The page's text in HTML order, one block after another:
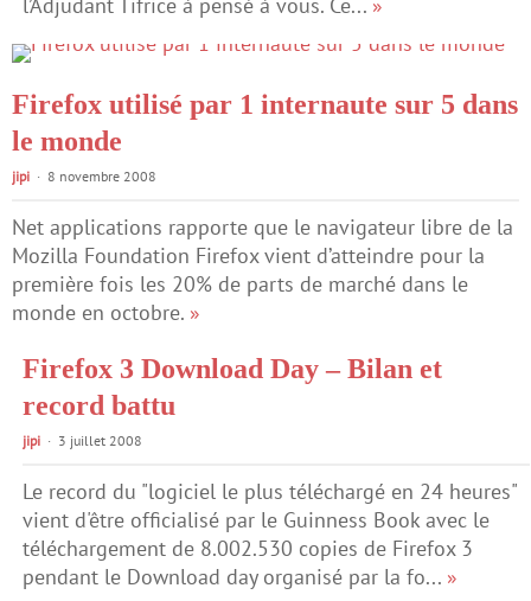
Firefox utilisé par 1 internaute sur 5 dans
le monde
jipi 8 novembre 2008
Net applications rapporte que le navigateur libre de la
Mozilla Foundation Firefox vient d’atteindre pour la
première fois les 20% de parts de marché dans le
monde en octobre. »
Firefox 3 Download Day – Bilan et
record battu
jipi 3 juillet 2008
Le record du "logiciel le plus téléchargé en 24 heures"
vient d'être officialisé par le Guinness Book avec le
téléchargement de 8.002.530 copies de Firefox 3
pendant le Download day organisé par la fo... »